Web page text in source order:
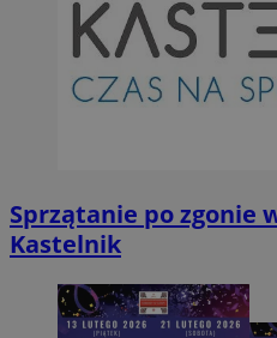
Sprzątanie po zgonie
Kastelnik